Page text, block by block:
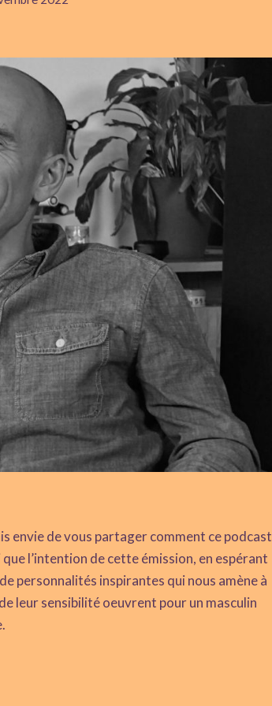
envie de vous partager comment ce podcast
l’intention de cette émission, en espérant
personnalités inspirantes qui nous amène à
leur sensibilité oeuvrent pour un masculin